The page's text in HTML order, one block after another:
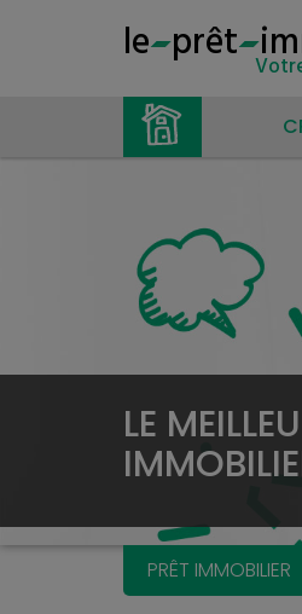
le prêt
LE
PRÊT IMMOBILIER